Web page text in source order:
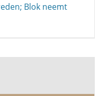
Blok neemt